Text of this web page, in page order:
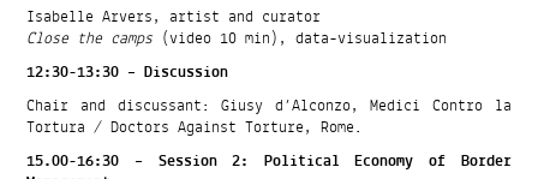
Isabelle Arvers, artist and curator
Close the camps (video 10 min), data-visualization
12:30-13:30 – Discussion
Chair and discussant: Giusy d’Alconzo, Medici Contro la
Tortura / Doctors Against Torture, Rome.
15.00-16:30 – Session 2: Political Economy of Border